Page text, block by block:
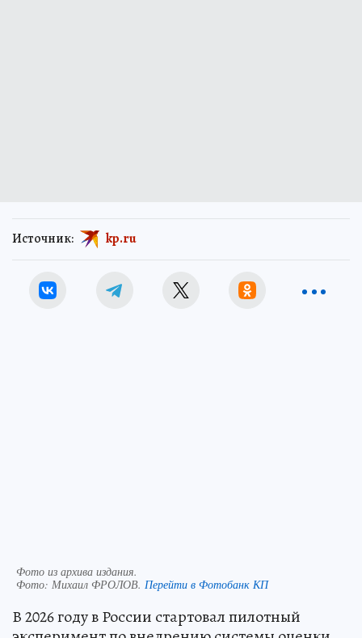
Источник: kp.ru
Фото из архива издания.
Фото: Михаил ФРОЛОВ. Перейти в Фотобанк КП
В 2026 году в России стартовал пилотный